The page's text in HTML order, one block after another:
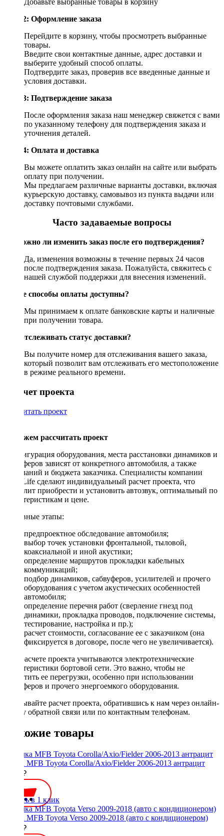
Шаг 2: Оформление заказа
Перейдите в корзину, чтобы просмотреть выбранные
товары.
Введите свои контактные данные, адрес доставки и
выберите удобный способ оплаты.
Подтвердите заказ, проверив все введенные данные и
условия доставки.
Шаг 3: Подтверждение заказа
После оформления заказа наш менеджер свяжется с вами
по указанному телефону для подтверждения заказа и
уточнения деталей.
Шаг 4: Оплата и доставка
Вы можете оплатить заказ онлайн на сайте или выбрать
оплату при получении.
Мы предлагаем различные варианты доставки, включая
курьерскую доставку, самовывоз из пункта выдачи или
доставку почтовыми службами.
Часто задаваемые вопросы
Возможно ли изменить заказ после его подтверждения?
Да, изменения возможны в течение первых 24 часов
после подтверждения заказа. Пожалуйста, свяжитесь с
нашей службой поддержки для внесения изменений.
Какие способы оплаты доступны?
Мы принимаем к оплате банковские карты и наличные
при получении товара.
Как отслеживать статус доставки?
Вы получите номер для отслеживания вашего заказа,
который позволит вам отслеживать его местоположение
в режиме реального времени.
Рассчет проекта
Рассчитать проект
Поможем рассчитать проект
Конфигурация оборудования, места расстановки динамиков и
сабвуферов зависят от конкретного автомобиля, а также
пожеланий и бюджета заказчика. Специалисты компании
DriveLife сделают индивидуальный расчет проекта, что
позволит приобрести и установить автозвук, оптимальный по
характеристикам и цене.
Основные этапы:
предпроектное обследование автомобиля;
выбор точек установки фронтальной, тыловой,
коаксиальной и иной акустики;
определение маршрутов прокладки кабельных
коммуникаций;
подбор динамиков, сабвуферов, усилителей и прочего
оборудования с учетом акустических особенностей
автомобиля;
определение перечня работ (сверление гнезд под
динамики, прокладка проводов, подключение системы,
тестирование, настройка и пр.);
расчет стоимости, согласование ее с заказчиком (она
фиксируется в договоре, после чего не увеличивается).
При расчете проекта учитываются электротехнические
характеристики бортовой сети. Это важно, чтобы не
допустить ее перегрузки, особенно при использовании
сабвуферов и прочего энергоемкого оборудования.
Заказывайте расчет проекта, обратившись к нам через онлайн-
форму обратной связи или по контактным телефонам.
Похожие товары
Рамка MFB Toyota Corolla/Axio/Fielder 2006-2013 антрацит
1500 ₽
Купить в 1 клик
Рамка MFB Toyota Verso 2009-2018 (авто с кондиционером)
3000 ₽